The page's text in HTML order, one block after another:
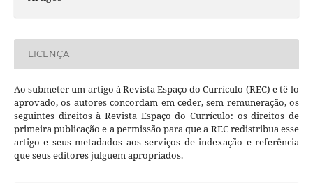
LICENÇA
Ao submeter um artigo à Revista Espaço do Currículo (REC) e tê-lo
aprovado, os autores concordam em ceder, sem remuneração, os
seguintes direitos à Revista Espaço do Currículo: os direitos de
primeira publicação e a permissão para que a REC redistribua esse
artigo e seus metadados aos serviços de indexação e referência
que seus editores julguem apropriados.